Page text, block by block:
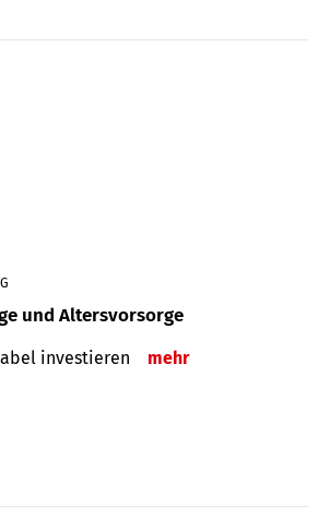
und Altersvorsorge
investieren mehr